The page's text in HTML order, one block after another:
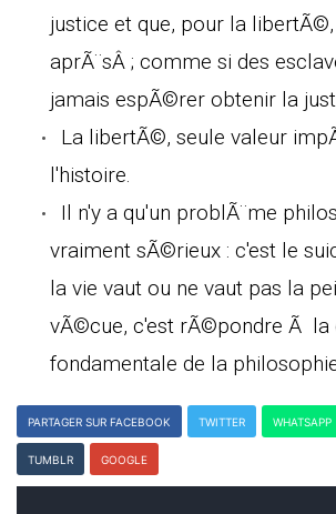
justice et que, pour la
aprÃ¨sÂ ; comme si des
jamais espÃ©rer obtenir la
La libertÃ©, seule valeur
l'histoire.
Il n'y a qu'un problÃ¨me
vraiment sÃ©rieux : c'est le
la vie vaut ou ne vaut pas la
vÃ©cue, c'est rÃ©pondre Ã la
fondamentale de la
PARTAGER SUR FACEBOOK TWITTER WHATSAPP
TUMBLR GOOGLE